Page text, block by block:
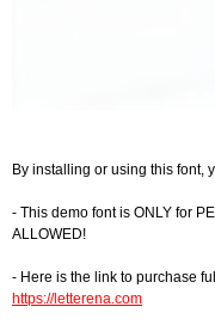
By installing or using this font,
- This demo font is ONLY for
ALLOWED!
- Here is the link to purchase
https://letterena.com